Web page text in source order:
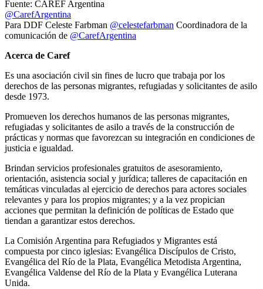
Fuente: CAREF Argentina
@CarefArgentina
Para DDF Celeste Farbman @celestefarbman Coordinadora de la
comunicación de @CarefArgentina
Acerca de Caref
Es una asociación civil sin fines de lucro que trabaja por los
derechos de las personas migrantes, refugiadas y solicitantes de asilo
desde 1973.
Promueven los derechos humanos de las personas migrantes,
refugiadas y solicitantes de asilo a través de la construcción de
prácticas y normas que favorezcan su integración en condiciones de
justicia e igualdad.
Brindan servicios profesionales gratuitos de asesoramiento,
orientación, asistencia social y jurídica; talleres de capacitación en
temáticas vinculadas al ejercicio de derechos para actores sociales
relevantes y para los propios migrantes; y a la vez propician
acciones que permitan la definición de políticas de Estado que
tiendan a garantizar estos derechos.
La Comisión Argentina para Refugiados y Migrantes está
compuesta por cinco iglesias: Evangélica Discípulos de Cristo,
Evangélica del Río de la Plata, Evangélica Metodista Argentina,
Evangélica Valdense del Río de la Plata y Evangélica Luterana
Unida.